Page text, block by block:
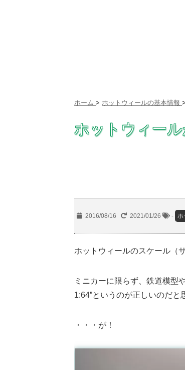
ホーム > ホットウィールの基本情報 >
ホットウィー
2016/08/16 2021/01/26 - ホ
ホットウィールのスケール（
ミニカーに限らず、鉄道模型
1:64”というのが正しいのだと
・・・が！